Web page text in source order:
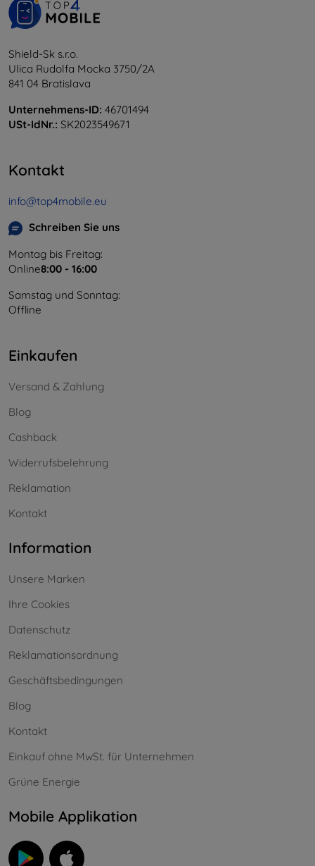
Shield-Sk s.r.o.
Ulica Rudolfa Mocka 3750/2A
841 04 Bratislava
Unternehmens-ID: 46701494
USt-IdNr.: SK2023549671
Kontakt
info@top4mobile.eu
Schreiben Sie uns
Montag bis Freitag:
Online8:00 - 16:00
Samstag und Sonntag:
Offline
Einkaufen
Versand & Zahlung
Blog
Cashback
Widerrufsbelehrung
Reklamation
Kontakt
Information
Unsere Marken
Ihre Cookies
Datenschutz
Reklamationsordnung
Geschäftsbedingungen
Blog
Kontakt
Einkauf ohne MwSt. für Unternehmen
Grüne Energie
Mobile Applikation